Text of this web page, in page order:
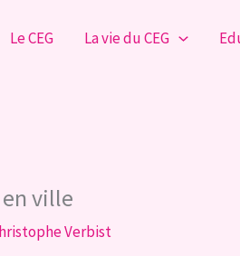
Le CEG La vie du CEG
en ville
Verbist